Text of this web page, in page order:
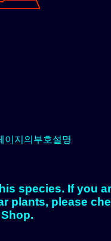
이지의부호설명
species. If you
plants, please